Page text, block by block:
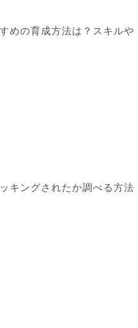
めの育成方法は？スキルや
キングされたか調べる方法